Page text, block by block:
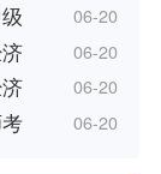
06-20
06-20
06-20
06-20